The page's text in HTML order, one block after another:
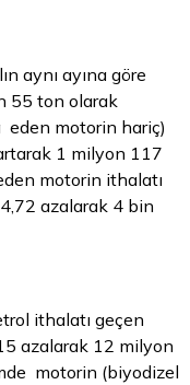
aynı ayına göre
55 ton olarak
motorin hariç)
1 milyon 117
motorin ithalatı
azalarak 4 bin
ithalatı geçen
azalarak 12 milyon
motorin (biyodizel